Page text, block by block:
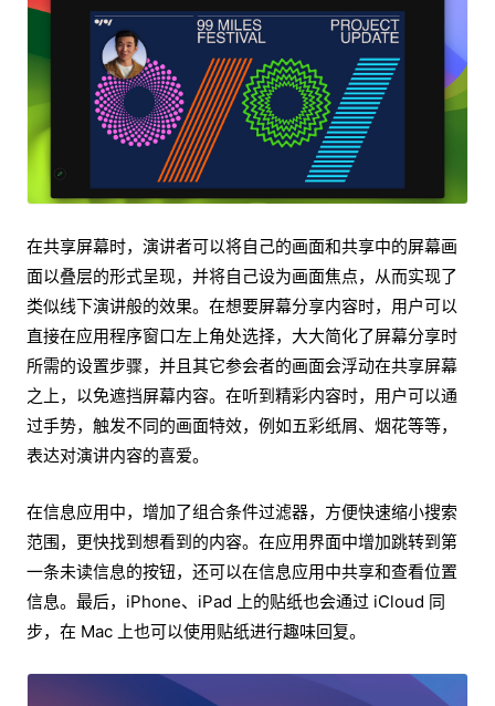
在共享屏幕时，演讲者可以将自己的画面和共享中的屏幕画
面以叠层的形式呈现，并将自己设为画面焦点，从而实现了
类似线下演讲般的效果。在想要屏幕分享内容时，用户可以
直接在应用程序窗口左上角处选择，大大简化了屏幕分享时
所需的设置步骤，并且其它参会者的画面会浮动在共享屏幕
之上，以免遮挡屏幕内容。在听到精彩内容时，用户可以通
过手势，触发不同的画面特效，例如五彩纸屑、烟花等等，
表达对演讲内容的喜爱。
在信息应用中，增加了组合条件过滤器，方便快速缩小搜索
范围，更快找到想看到的内容。在应用界面中增加跳转到第
一条未读信息的按钮，还可以在信息应用中共享和查看位置
信息。最后，iPhone、iPad 上的贴纸也会通过 iCloud 同
步，在 Mac 上也可以使用贴纸进行趣味回复。